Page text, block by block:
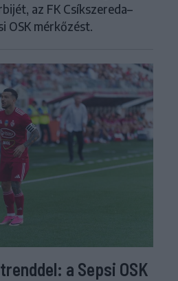
az FK Csíkszereda–
OSK mérkőzést.
a Sepsi OSK